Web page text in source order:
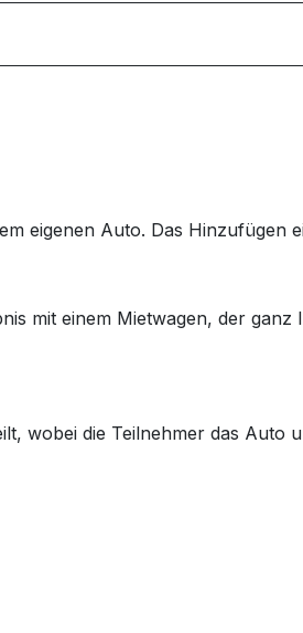
eigenen Auto. Das Hinzufügen
mit einem Mietwagen, der
wobei die Teilnehmer das Auto